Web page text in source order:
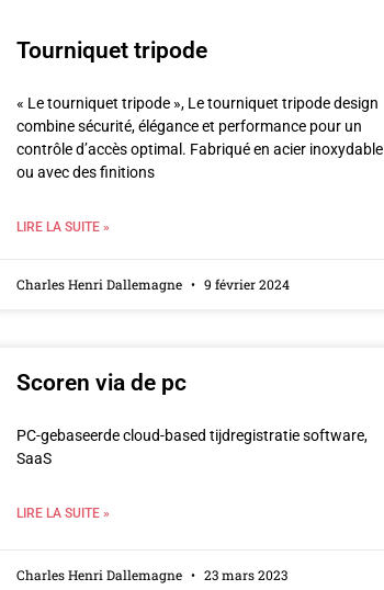
Tourniquet tripode
« Le tourniquet tripode », Le tourniquet tripode design
combine sécurité, élégance et performance pour un
contrôle d’accès optimal. Fabriqué en acier inoxydable
ou avec des finitions
LIRE LA SUITE »
Charles Henri Dallemagne 9 février 2024
Scoren via de pc
PC-gebaseerde cloud-based tijdregistratie software,
SaaS
LIRE LA SUITE »
Charles Henri Dallemagne 23 mars 2023